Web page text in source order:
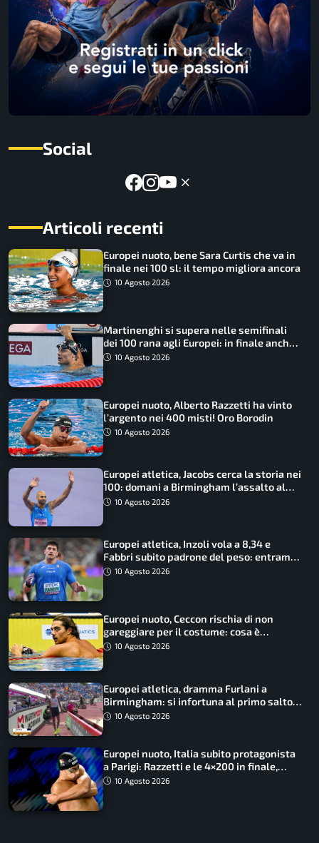
Social
Articoli recenti
Europei nuoto, bene Sara Curtis che va in
finale nei 100 sl: il tempo migliora ancora
10 Agosto 2026
Martinenghi si supera nelle semifinali
dei 100 rana agli Europei: in finale anche
Cerasuolo
10 Agosto 2026
Europei nuoto, Alberto Razzetti ha vinto
l’argento nei 400 misti! Oro Borodin
10 Agosto 2026
Europei atletica, Jacobs cerca la storia nei
100: domani a Birmingham l’assalto al
terzo oro consecutivo
10 Agosto 2026
Europei atletica, Inzoli vola a 8,34 e
Fabbri subito padrone del peso: entrambi
in finale col miglior risultato
10 Agosto 2026
Europei nuoto, Ceccon rischia di non
gareggiare per il costume: cosa è
successo
10 Agosto 2026
Europei atletica, dramma Furlani a
Birmingham: si infortuna al primo salto
ed esce in carrozzina
10 Agosto 2026
Europei nuoto, Italia subito protagonista
a Parigi: Razzetti e le 4×200 in finale,
Quadarella domina gli 800
10 Agosto 2026